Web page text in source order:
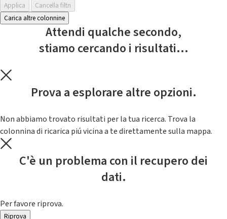
Applica
Cancella filtri
Carica altre colonnine
Attendi qualche secondo,
stiamo cercando i risultati...
Prova a esplorare altre opzioni.
Non abbiamo trovato risultati per la tua ricerca. Trova la
colonnina di ricarica piú vicina a te direttamente sulla mappa.
C'è un problema con il recupero dei
dati.
Per favore riprova.
Riprova